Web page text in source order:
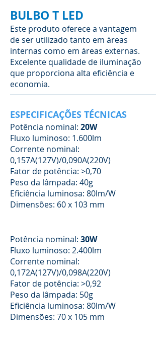
BULBO T LED
Este produto oferece a vantagem
de ser utilizado tanto em áreas
internas como em áreas externas.
Excelente qualidade de iluminação
que proporciona alta eficiência e
economia.
ESPECIFICAÇÕES TÉCNICAS
Potência nominal: 20W
Fluxo luminoso: 1.600lm
Corrente nominal:
0,157A(127V)/0,090A(220V)
Fator de potência: >0,70
Peso da lâmpada: 40g
Eficiência luminosa: 80lm/W
Dimensões: 60 x 103 mm
Potência nominal: 30W
Fluxo luminoso: 2.400lm
Corrente nominal:
0,172A(127V)/0,098A(220V)
Fator de potência: >0,92
Peso da lâmpada: 50g
Eficiência luminosa: 80lm/W
Dimensões: 70 x 105 mm